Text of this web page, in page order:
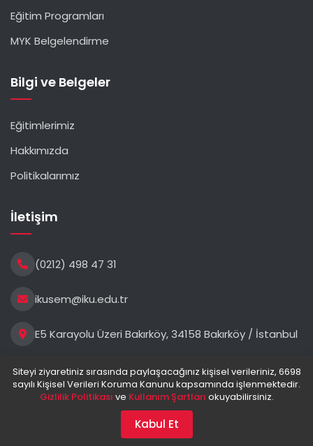
Eğitim Programları
MYK Belgelendirme
Bilgi ve Belgeler
Eğitimlerimiz
Hakkımızda
Politikalarımız
İletişim
(0212) 498 47 31
ikusem@iku.edu.tr
E5 Karayolu Üzeri Bakırköy, 34158 Bakırköy / İstanbul
İstanbul Kültür Üniversitesi. © 2025. Tüm hakları saklıdır.
Kullanım Şartları
Siteyi ziyaretiniz sırasında paylaşacağınız kişisel verileriniz, 6698
sayılı Kişisel Verileri Koruma Kanunu kapsamında işlenmektedir.
Gizlilik Politikası ve Kullanım Şartları okuyabilirsiniz.
Kabul Et